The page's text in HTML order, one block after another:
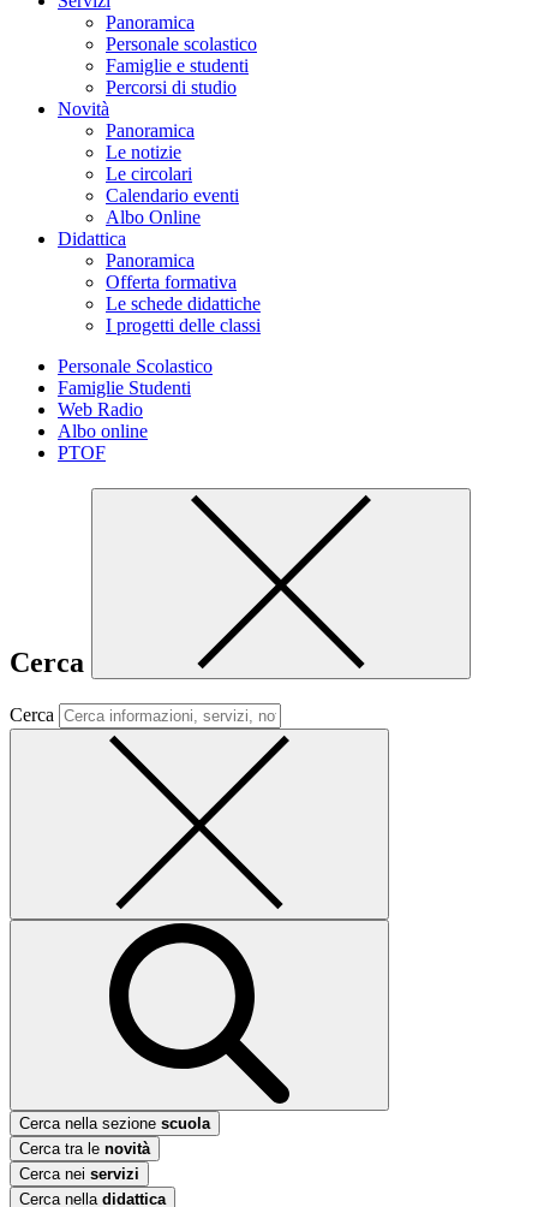
Panoramica
Personale scolastico
Famiglie e studenti
Percorsi di studio
Novità
Panoramica
Le notizie
Le circolari
Calendario eventi
Albo Online
Didattica
Panoramica
Offerta formativa
Le schede didattiche
I progetti delle classi
Personale Scolastico
Famiglie Studenti
Web Radio
Albo online
PTOF
Cerca
Cerca
Cerca nella sezione scuola
Cerca tra le novità
Cerca nei servizi
Cerca nella didattica